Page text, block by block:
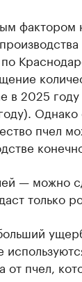
фактором
в 2025
Однако
пчел
— можно
только
от пчел,